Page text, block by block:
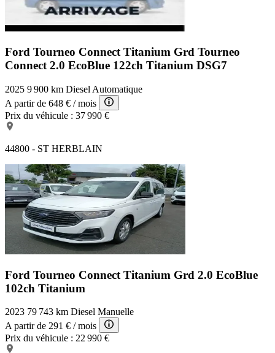
Ford Tourneo Connect Titanium Grd Tourneo
Connect 2.0 EcoBlue 122ch Titanium DSG7
2025 9 900 km Diesel Automatique
A partir de 648 € / mois
Prix du véhicule : 37 990 €
44800 - ST HERBLAIN
Ford Tourneo Connect Titanium Grd 2.0 EcoBlue
102ch Titanium
2023 79 743 km Diesel Manuelle
A partir de 291 € / mois
Prix du véhicule : 22 990 €